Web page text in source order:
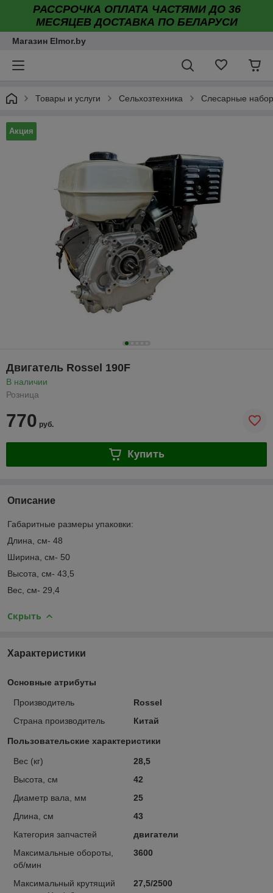
РАССРОЧКА ОПЛАТА ЧАСТЯМИ ДО 36
МЕСЯЦЕВ ДОСТАВКА ПО БЕЛАРУСИ
Магазин Elmor.by
Товары и услуги Сельхозтехника Слесарные
Акция
Двигатель Rossel 190F
В наличии
Розница
770 руб.
Купить
Описание
Габаритные размеры упаковки:
Длина, см- 48
Ширина, см- 50
Высота, см- 43,5
Вес, см- 29,4
Скрыть
Характеристики
Основные атрибуты
Производитель
Rossel
Страна производитель
Китай
Пользовательские характеристики
Вес (кг)
28,5
Высота, см
42
Диаметр вала, мм
25
Длина, см
43
Категория запчастей
двигатели
Максимальные обороты,
об/мин
3600
Максимальный крутящий
27,5/2500